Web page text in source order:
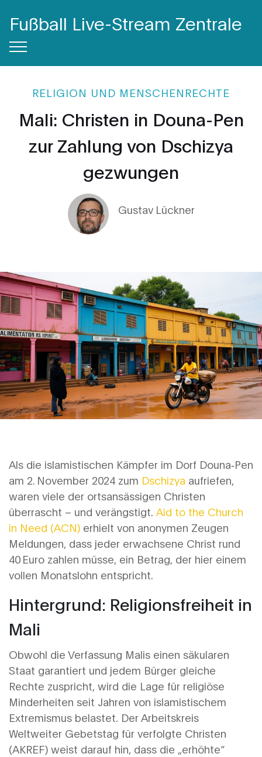
Fußball Live-Stream Zentrale
RELIGION UND MENSCHENRECHTE
Mali: Christen in Douna-Pen
zur Zahlung von Dschizya
gezwungen
Gustav Lückner
Als die islamistischen Kämpfer im Dorf Douna‑Pen
am 2. November 2024 zum Dschizya aufriefen,
waren viele der ortsansässigen Christen
überrascht – und verängstigt. Aid to the Church
in Need (ACN) erhielt von anonymen Zeugen
Meldungen, dass jeder erwachsene Christ rund
40 Euro zahlen müsse, ein Betrag, der hier einem
vollen Monatslohn entspricht.
Hintergrund: Religionsfreiheit in
Mali
Obwohl die Verfassung Malis einen säkularen
Staat garantiert und jedem Bürger gleiche
Rechte zuspricht, wird die Lage für religiöse
Minderheiten seit Jahren von islamistischem
Extremismus belastet. DerArbeitskreis
Weltweiter Gebetstag für verfolgte Christen
(AKREF) weist darauf hin, dass die „erhöhte“